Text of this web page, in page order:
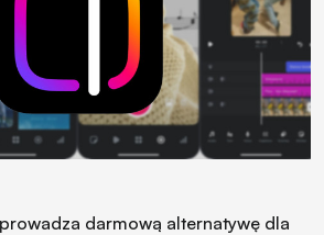
darmową alternatywę dla